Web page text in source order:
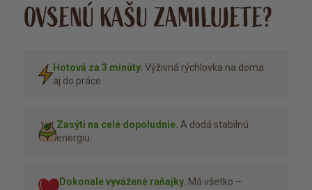
OVSENÚ KAŠU ZAMILUJETE?
Hotová za 3 minúty. Výživná rýchlovka na doma
aj do práce.
Zasýti na celé dopoludnie. A dodá stabilnú
energiu.
Dokonale vyvážené raňajky. Má všetko –